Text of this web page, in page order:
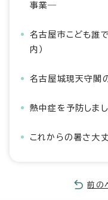
事業―
名古屋市こども誰
内）
名古屋城現天守閣
熱中症を予防しまし
これからの暑さ大
前の